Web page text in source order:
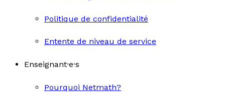
Politique de confidentialité
Entente de niveau de service
Enseignant·e·s
Pourquoi Netmath?